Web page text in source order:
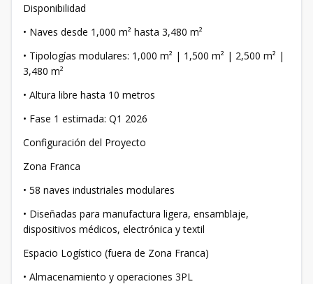
Disponibilidad
• Naves desde 1,000 m² hasta 3,480 m²
• Tipologías modulares: 1,000 m² | 1,500 m² | 2,500 m² |
3,480 m²
• Altura libre hasta 10 metros
• Fase 1 estimada: Q1 2026
Configuración del Proyecto
Zona Franca
• 58 naves industriales modulares
• Diseñadas para manufactura ligera, ensamblaje,
dispositivos médicos, electrónica y textil
Espacio Logístico (fuera de Zona Franca)
• Almacenamiento y operaciones 3PL